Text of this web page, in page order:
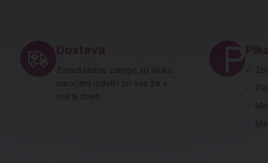
Dostava
Zaradi lastne zaloge so lahko
naročeni izdelki pri vas že v
nekaj dneh.
✓
✓